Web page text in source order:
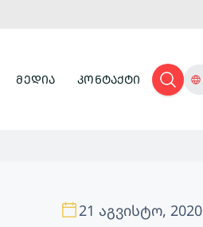
ᲛᲔᲓᲘᲐ ᲙᲝᲜᲢᲐᲥᲢᲘ
21 აგვისტო, 2020